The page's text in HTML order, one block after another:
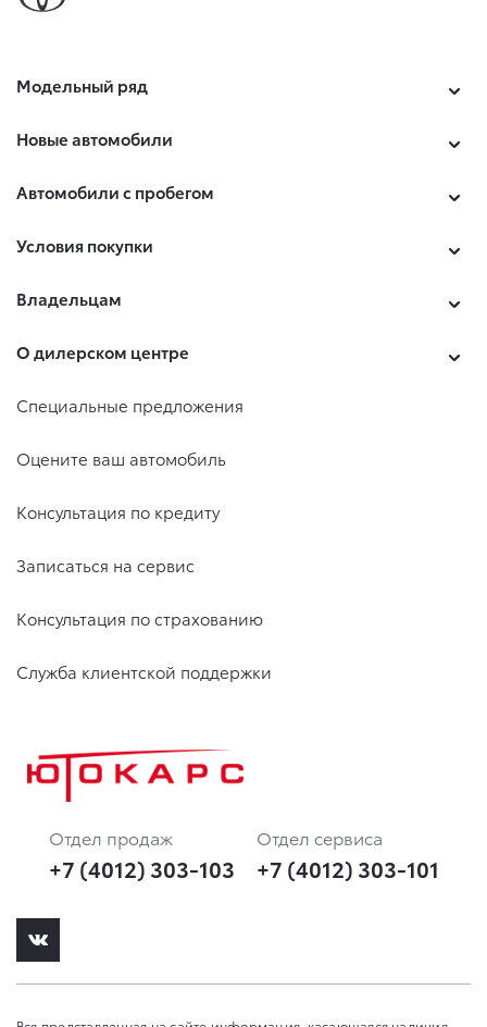
Модельный ряд
Новые автомобили
Автомобили с пробегом
Условия покупки
Владельцам
О дилерском центре
Специальные предложения
Оцените ваш автомобиль
Консультация по кредиту
Записаться на сервис
Консультация по страхованию
Служба клиентской поддержки
Отдел продаж
+7 (4012) 303-103
Отдел сервиса
+7 (4012) 303-101